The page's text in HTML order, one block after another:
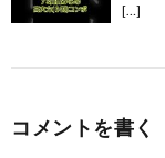
[…]
コメントを書く